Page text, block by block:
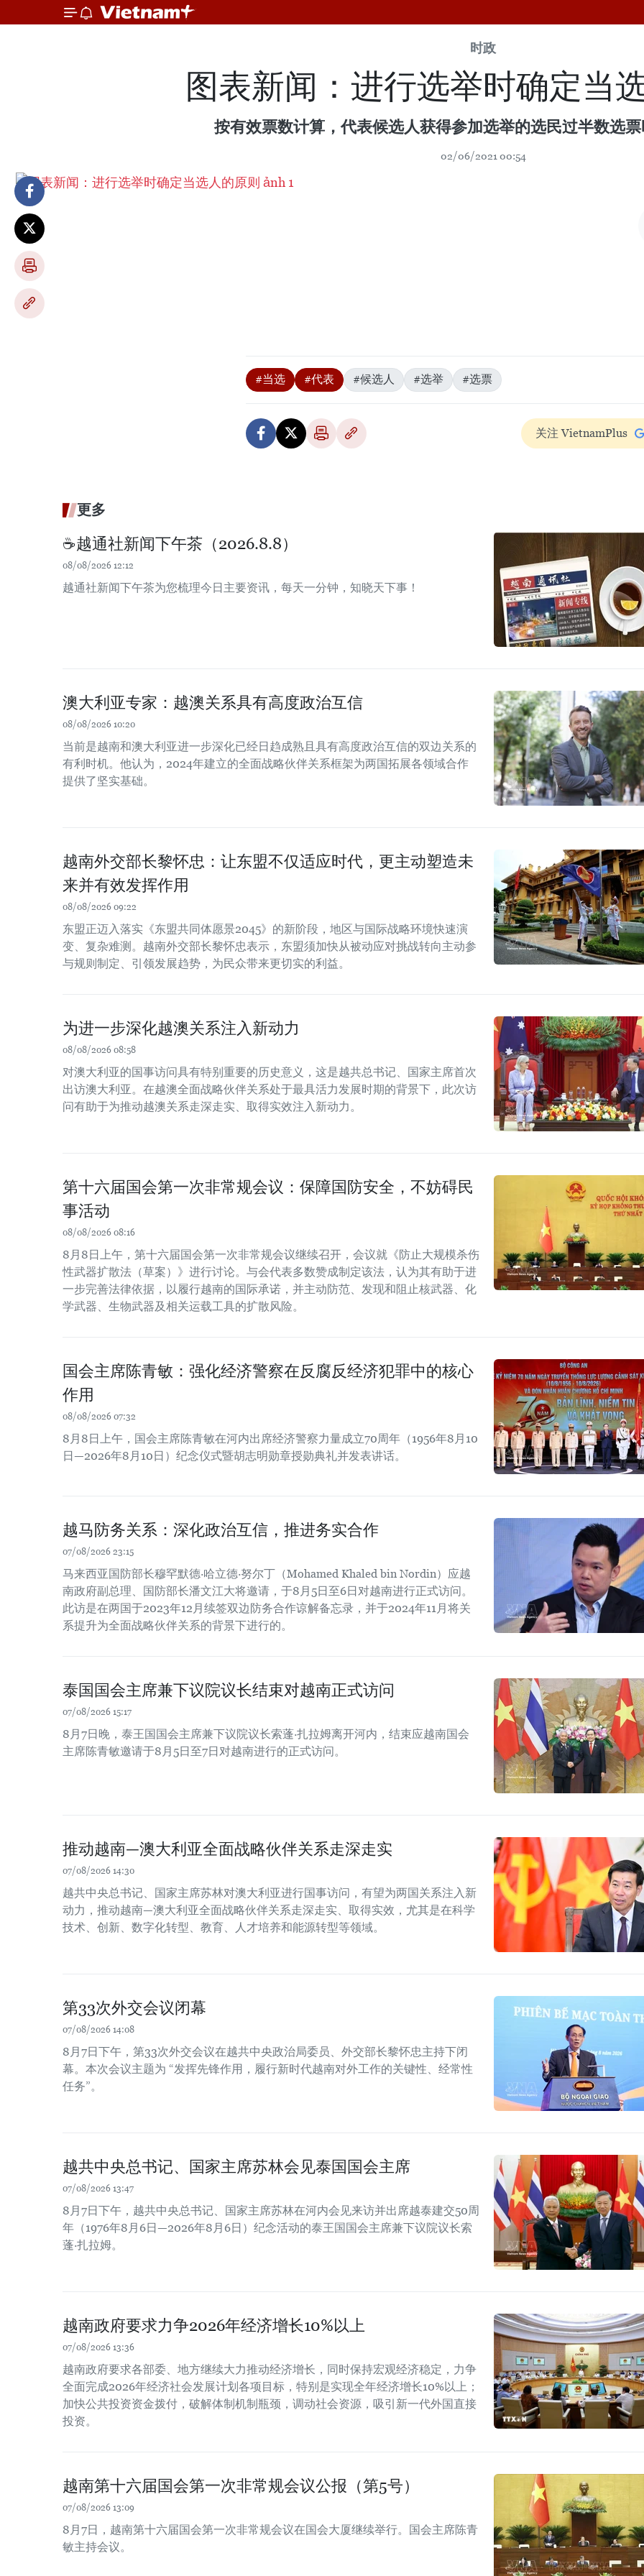
时政
图表新闻：进行选举时确定当
按有效票数计算，代表候选人获得参加选举的选民过半数选
02/06/2021 00:54
#当选 #代表 #候选人 #选举 #选票
关注 VietnamPlus
更多
☕️越通社新闻下午茶（2026.8.8）
08/08/2026 12:12
越通社新闻下午茶为您梳理今日主要资讯，每天一分钟，知晓天下事！
澳大利亚专家：越澳关系具有高度政治互信
08/08/2026 10:20
当前是越南和澳大利亚进一步深化已经日趋成熟且具有高度政治互信的双边关系的
有利时机。他认为，2024年建立的全面战略伙伴关系框架为两国拓展各领域合作
提供了坚实基础。
越南外交部长黎怀忠：让东盟不仅适应时代，更主动塑造未
来并有效发挥作用
08/08/2026 09:22
东盟正迈入落实《东盟共同体愿景2045》的新阶段，地区与国际战略环境快速演
变、复杂难测。越南外交部长黎怀忠表示，东盟须加快从被动应对挑战转向主动参
与规则制定、引领发展趋势，为民众带来更切实的利益。
为进一步深化越澳关系注入新动力
08/08/2026 08:58
对澳大利亚的国事访问具有特别重要的历史意义，这是越共总书记、国家主席首次
出访澳大利亚。在越澳全面战略伙伴关系处于最具活力发展时期的背景下，此次访
问有助于为推动越澳关系走深走实、取得实效注入新动力。
第十六届国会第一次非常规会议：保障国防安全，不妨碍民
事活动
08/08/2026 08:16
8月8日上午，第十六届国会第一次非常规会议继续召开，会议就《防止大规模杀伤
性武器扩散法（草案）》进行讨论。与会代表多数赞成制定该法，认为其有助于进
一步完善法律依据，以履行越南的国际承诺，并主动防范、发现和阻止核武器、化
学武器、生物武器及相关运载工具的扩散风险。
国会主席陈青敏：强化经济警察在反腐反经济犯罪中的核心
作用
08/08/2026 07:32
8月8日上午，国会主席陈青敏在河内出席经济警察力量成立70周年（1956年8月10
日—2026年8月10日）纪念仪式暨胡志明勋章授勋典礼并发表讲话。
越马防务关系：深化政治互信，推进务实合作
07/08/2026 23:15
马来西亚国防部长穆罕默德·哈立德·努尔丁（Mohamed Khaled bin Nordin）应越
南政府副总理、国防部长潘文江大将邀请，于8月5日至6日对越南进行正式访问。
此访是在两国于2023年12月续签双边防务合作谅解备忘录，并于2024年11月将关
系提升为全面战略伙伴关系的背景下进行的。
泰国国会主席兼下议院议长结束对越南正式访问
07/08/2026 15:17
8月7日晚，泰王国国会主席兼下议院议长索蓬·扎拉姆离开河内，结束应越南国会
主席陈青敏邀请于8月5日至7日对越南进行的正式访问。
推动越南—澳大利亚全面战略伙伴关系走深走实
07/08/2026 14:30
越共中央总书记、国家主席苏林对澳大利亚进行国事访问，有望为两国关系注入新
动力，推动越南—澳大利亚全面战略伙伴关系走深走实、取得实效，尤其是在科学
技术、创新、数字化转型、教育、人才培养和能源转型等领域。
第33次外交会议闭幕
07/08/2026 14:08
8月7日下午，第33次外交会议在越共中央政治局委员、外交部长黎怀忠主持下闭
幕。本次会议主题为 “发挥先锋作用，履行新时代越南对外工作的关键性、经常性
任务”。
越共中央总书记、国家主席苏林会见泰国国会主席
07/08/2026 13:47
8月7日下午，越共中央总书记、国家主席苏林在河内会见来访并出席越泰建交50周
年（1976年8月6日—2026年8月6日）纪念活动的泰王国国会主席兼下议院议长索
蓬·扎拉姆。
越南政府要求力争2026年经济增长10%以上
07/08/2026 13:36
越南政府要求各部委、地方继续大力推动经济增长，同时保持宏观经济稳定，力争
全面完成2026年经济社会发展计划各项目标，特别是实现全年经济增长10%以上；
加快公共投资资金拨付，破解体制机制瓶颈，调动社会资源，吸引新一代外国直接
投资。
越南第十六届国会第一次非常规会议公报（第5号）
07/08/2026 13:09
8月7日，越南第十六届国会第一次非常规会议在国会大厦继续举行。国会主席陈青
敏主持会议。